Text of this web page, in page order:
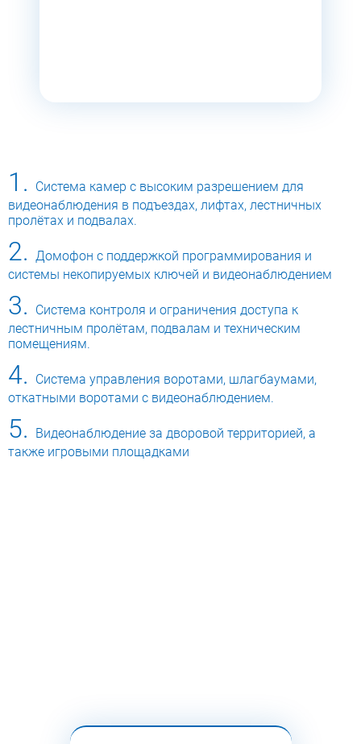
1.
Система камер с высоким разрешением для
видеонаблюдения в подъездах, лифтах, лестничных
пролётах и подвалах.
2. Домофон с поддержкой программирования и
системы некопируемых ключей и видеонаблюдением
3.
Система контроля и ограничения доступа к
лестничным пролётам, подвалам и техническим
помещениям.
4.
Система управления воротами, шлагбаумами,
откатными воротами с видеонаблюдением.
5.
Видеонаблюдение за дворовой территорией, а
также игровыми площадками